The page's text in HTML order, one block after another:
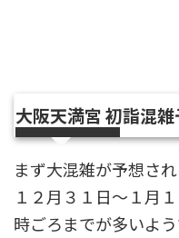
大阪天満宮 初詣混
まず大混雑が予想され
１２月３１日～１月
時ごろまでが多いよう